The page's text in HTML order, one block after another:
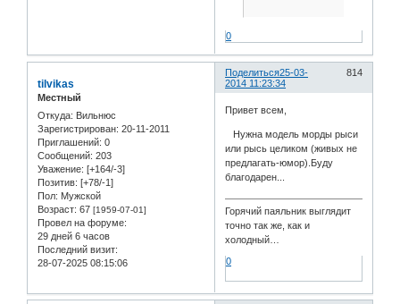
0
Поделиться 814
25-03-
2014 11:23:34
tilvikas
Местный
Откуда: Вильнюс
Зарегистрирован: 20-11-2011
Приглашений: 0
Сообщений: 203
Уважение: [+164/-3]
Позитив: [+78/-1]
Пол: Мужской
Возраст: 67 [1959-07-01]
Провел на форуме:
29 дней 6 часов
Последний визит:
28-07-2025 08:15:06
Привет всем,
Нужна модель морды рыси
или рысь целиком (живых не
предлагать-юмор).Буду
благодарен...
Горячий паяльник выглядит
точно так же, как и
холодный…
0